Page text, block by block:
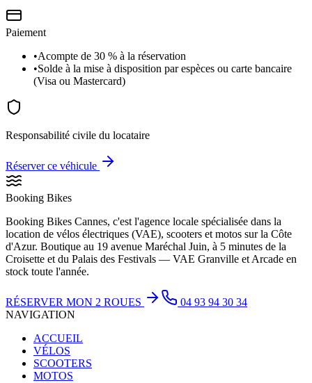
Paiement
•Acompte de 30 % à la réservation
•Solde à la mise à disposition par espèces ou carte bancaire
(Visa ou Mastercard)
Responsabilité civile du locataire
Réserver ce véhicule
Booking Bikes
Booking Bikes Cannes, c'est l'agence locale spécialisée dans la
location de vélos électriques (VAE), scooters et motos sur la Côte
d'Azur. Boutique au 19 avenue Maréchal Juin, à 5 minutes de la
Croisette et du Palais des Festivals — VAE Granville et Arcade en
stock toute l'année.
RÉSERVER MON 2 ROUES
04 93 94 30 34
NAVIGATION
ACCUEIL
VÉLOS
SCOOTERS
MOTOS